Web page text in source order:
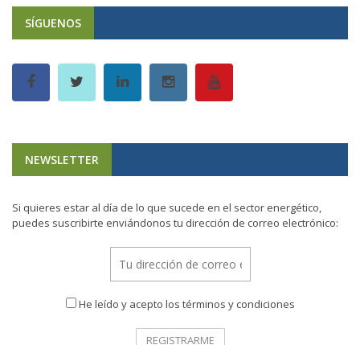
SÍGUENOS
NEWSLETTER
Si quieres estar al día de lo que sucede en el sector energético,
puedes suscribirte enviándonos tu dirección de correo electrónico:
He leído y acepto los términos y condiciones